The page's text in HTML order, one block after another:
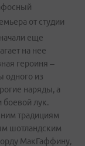
от студии
еще
на нее
героиня –
одного из
наряды, а
боевой лук.
традициям
шотландским
МакГаффину,